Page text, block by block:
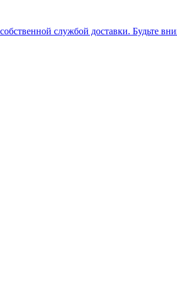
службой доставки. Будьте